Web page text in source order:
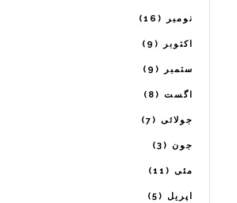
نومبر 16
اکتوبر 9
ستمبر 9
اگست 8
جولائی 7
جون 3
مئی 11
اپریل 5